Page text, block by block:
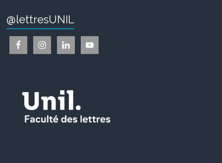
@lettresUNIL